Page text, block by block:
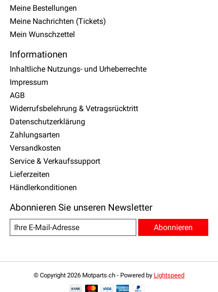
Meine Bestellungen
Meine Nachrichten (Tickets)
Mein Wunschzettel
Informationen
Inhaltliche Nutzungs- und Urheberrechte
Impressum
AGB
Widerrufsbelehrung & Vetragsrücktritt
Datenschutzerklärung
Zahlungsarten
Versandkosten
Service & Verkaufssupport
Lieferzeiten
Händlerkonditionen
Abonnieren Sie unseren Newsletter
Abonnieren
© Copyright 2026 Motparts.ch - Powered by Lightspeed